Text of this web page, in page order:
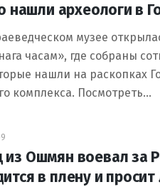
нашли археологи в
музее
часам», где собраны
нашли на раскопках
комплекса. Посмотреть…
из Ошмян воевал за
в плену и